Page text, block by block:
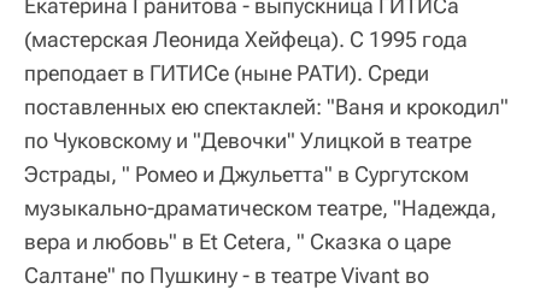
Екатерина Гранитова - выпускница ГИТИСа
(мастерская Леонида Хейфеца). С 1995 года
преподает в ГИТИСе (ныне РАТИ). Среди
поставленных ею спектаклей: "Ваня и крокодил"
по Чуковскому и "Девочки" Улицкой в театре
Эстрады, " Ромео и Джульетта" в Сургутском
музыкально-драматическом театре, "Надежда,
вера и любовь" в Et Cetera, " Сказка о царе
Салтане" по Пушкину - в театре Vivant во